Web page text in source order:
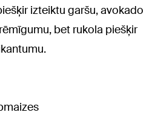
izteiktu garšu, avokado
bet rukola piešķir